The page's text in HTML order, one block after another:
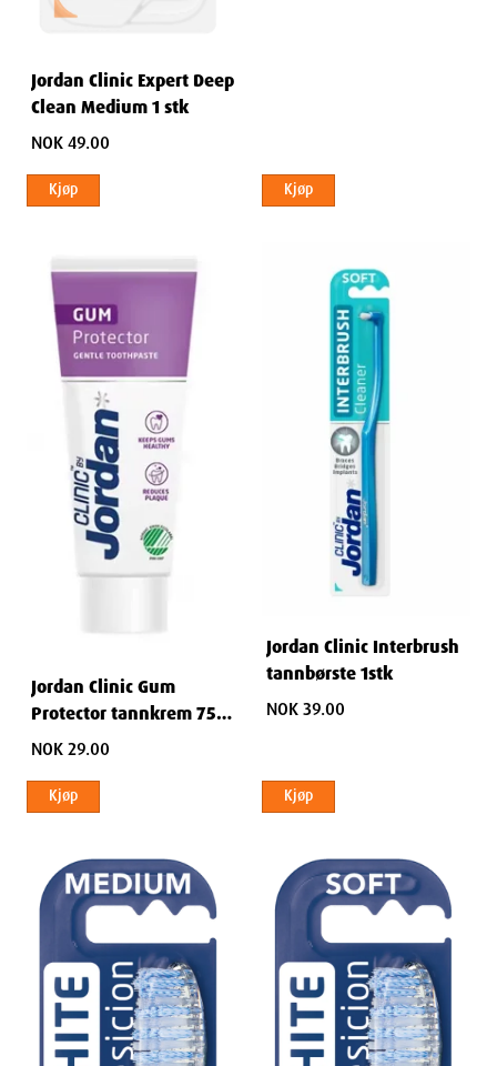
Jordan Clinic Expert Deep
Clean Medium 1 stk
NOK 49.00
Kjøp Kjøp
Jordan Clinic Gum
Protector tannkrem 75
ml
NOK 29.00
Kjøp
Jordan Clinic Interbrush
tannbørste 1stk
NOK 39.00
Kjøp